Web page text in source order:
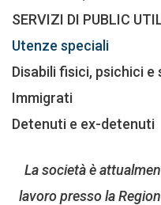
SERVIZI DI PUBLIC
Utenze speciali
Disabili fisici, psichici e
Immigrati
Detenuti e ex-detenuti
La società è
lavoro presso la